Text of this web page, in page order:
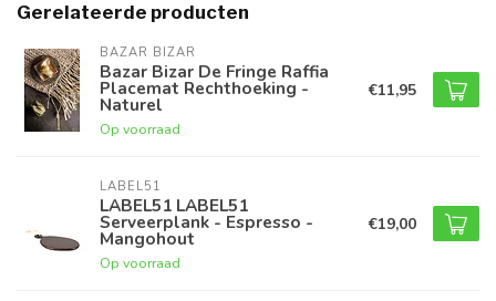
Gerelateerde producten
BAZAR BIZAR
Bazar Bizar De Fringe Raffia
Placemat Rechthoeking -
Naturel
Op voorraad
€11,95
LABEL51
LABEL51 LABEL51
Serveerplank - Espresso -
Mangohout
Op voorraad
€19,00